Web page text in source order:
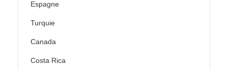
Espagne
Turquie
Canada
Costa Rica